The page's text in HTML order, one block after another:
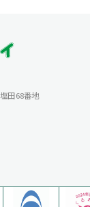
田68番地